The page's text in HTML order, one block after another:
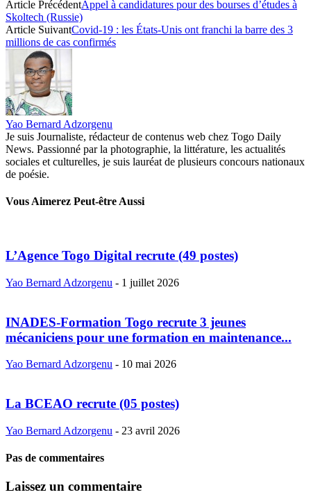
Article PrécédentAppel à candidatures pour des bourses d’études à
Skoltech (Russie)
Article SuivantCovid-19 : les États-Unis ont franchi la barre des 3
millions de cas confirmés
Yao Bernard Adzorgenu
Je suis Journaliste, rédacteur de contenus web chez Togo Daily
News. Passionné par la photographie, la littérature, les actualités
sociales et culturelles, je suis lauréat de plusieurs concours nationaux
de poésie.
Vous Aimerez Peut-être Aussi
L’Agence Togo Digital recrute (49 postes)
Yao Bernard Adzorgenu - 1 juillet 2026
INADES-Formation Togo recrute 3 jeunes
mécaniciens pour une formation en maintenance...
Yao Bernard Adzorgenu - 10 mai 2026
La BCEAO recrute (05 postes)
Yao Bernard Adzorgenu - 23 avril 2026
Pas de commentaires
Laissez un commentaire